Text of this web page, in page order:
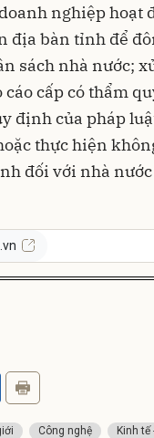
nghiệp hoạt
địa bàn tỉnh để
sách nhà nước;
cáo cấp có thẩm
định của pháp
thực hiện
đối với nhà
Công nghệ
Kinh tế